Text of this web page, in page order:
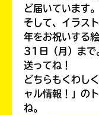
ど届いています
そして、イラス
年をお祝いする
31日（月）まで
送ってね！
どちらもくわし
ャル情報！」の
ね。